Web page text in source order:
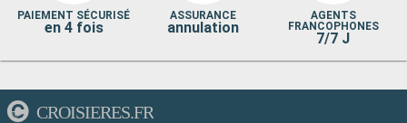
PAIEMENT SÉCURISÉ
en 4 fois
ASSURANCE
annulation
AGENTS
FRANCOPHONES
7/7 J
CROISIERES.FR